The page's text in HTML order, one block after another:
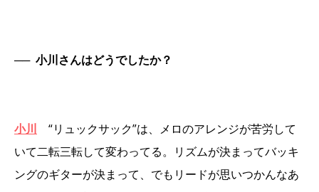
── 小川さんはどうでしたか？
小川
“リュックサック”は、メロのアレンジが苦労して
いて二転三転して変わってる。リズムが決まってバッキ
ングのギターが決まって、でもリードが思いつかんなあ